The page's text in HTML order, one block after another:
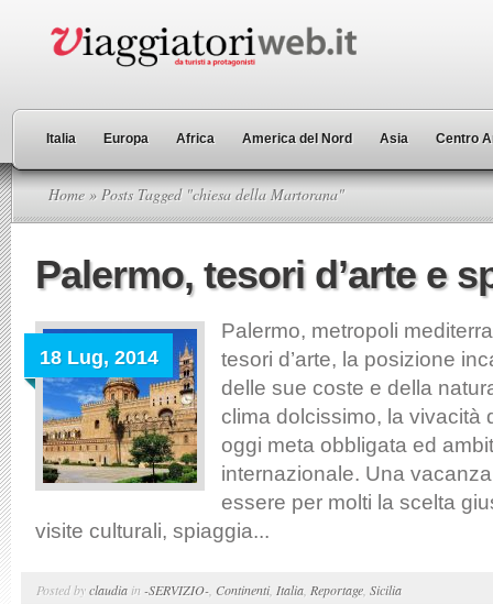
Italia Europa Africa America del Nord Asia Centro
Home » Posts Tagged "chiesa della Martorana"
Palermo, tesori d’arte e
18 Lug, 2014
Palermo, metropoli
tesori d’arte, la posizione
delle sue coste e della
clima dolcissimo, la vivacità
oggi meta obbligata ed
internazionale. Una
essere per molti la scelta
visite culturali, spiaggia...
Posted byclaudia in -SERVIZIO- Continenti, Italia Reportage Sicilia